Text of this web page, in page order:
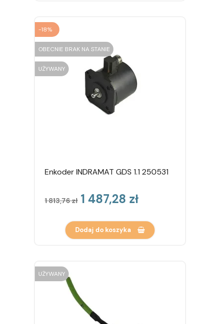
-18%
OBECNIE BRAK NA STANIE
UŻYWANY
Enkoder INDRAMAT GDS 1.1 250531
Cena
podstawowa
1 813,76 zł Cena
1 487,28 zł
Dodaj do koszyka
UŻYWANY